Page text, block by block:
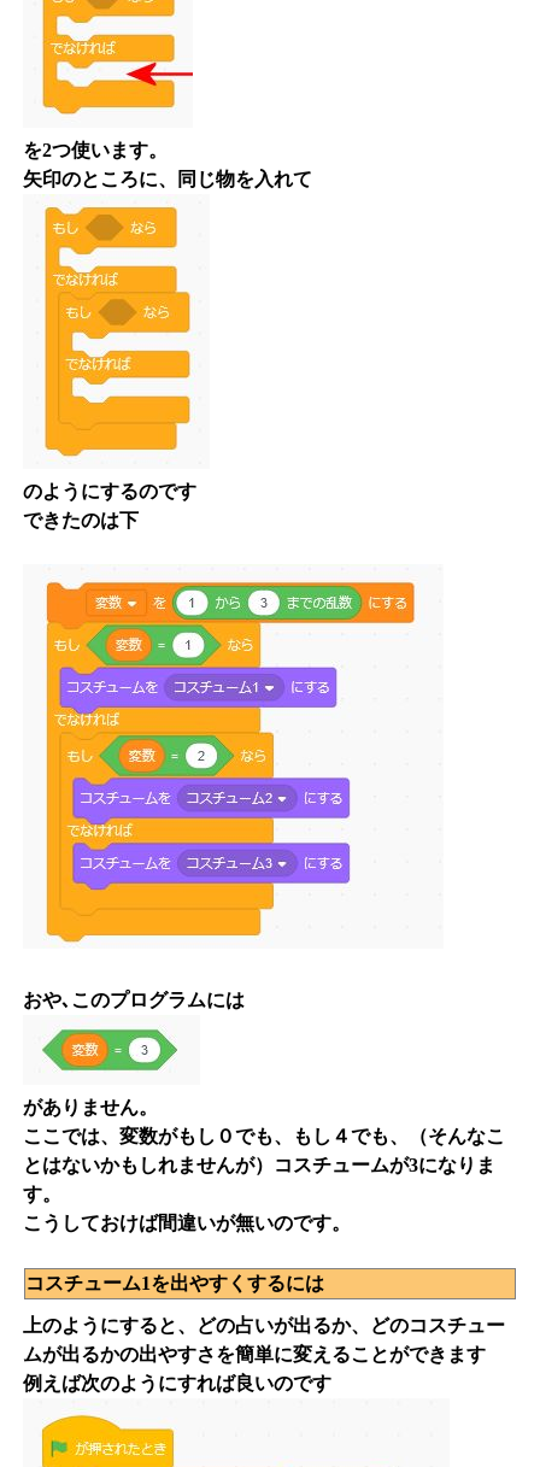
を2つ使います。
矢印のところに、同じ物を入れて
のようにするのです
できたのは下
おや､このプログラムには
がありません。
ここでは、変数がもし０でも、もし４でも、（そんなこ
とはないかもしれませんが）コスチュームが3になりま
す。
こうしておけば間違いが無いのです。
コスチューム1を出やすくするには
上のようにすると、どの占いが出るか、どのコスチュー
ムが出るかの出やすさを簡単に変えることができます
例えば次のようにすれば良いのです